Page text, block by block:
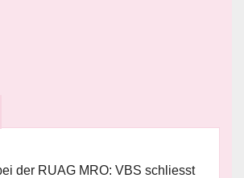
der RUAG MRO: VBS schliesst